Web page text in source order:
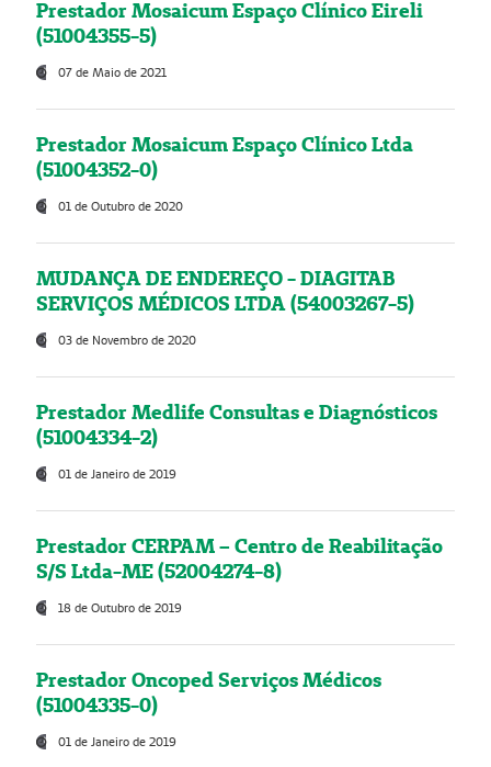
Prestador Mosaicum Espaço Clínico Eireli
(51004355-5)
07 de Maio de 2021
Prestador Mosaicum Espaço Clínico Ltda
(51004352-0)
01 de Outubro de 2020
MUDANÇA DE ENDEREÇO - DIAGITAB
SERVIÇOS MÉDICOS LTDA (54003267-5)
03 de Novembro de 2020
Prestador Medlife Consultas e Diagnósticos
(51004334-2)
01 de Janeiro de 2019
Prestador CERPAM – Centro de Reabilitação
S/S Ltda-ME (52004274-8)
18 de Outubro de 2019
Prestador Oncoped Serviços Médicos
(51004335-0)
01 de Janeiro de 2019